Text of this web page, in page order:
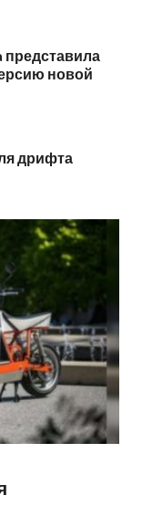
представила
новой
дрифта